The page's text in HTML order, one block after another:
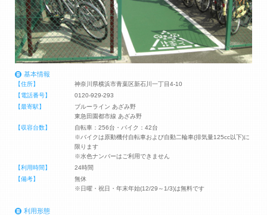
基本情報
【住所】
神奈川県横浜市青葉区新石川一丁目4-10
【電話番号】
0120-929-293
【最寄駅】
ブルーライン あざみ野
東急田園都市線 あざみ野
【収容台数】
自転車：256台・バイク：42台
※バイクは原動機付自転車および自動二輪車(排気量125cc以下)に
限ります
※水色ナンバーはご利用できません
【利用時間】
24時間
【備考】
無休
※日曜・祝日・年末年始(12/29～1/3)は無料です
利用形態